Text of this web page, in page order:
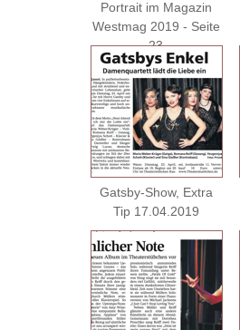
Portrait im Magazin
Westmag 2019 - Seite
23
Gatsby-Show, Extra
Tip 17.04.2019